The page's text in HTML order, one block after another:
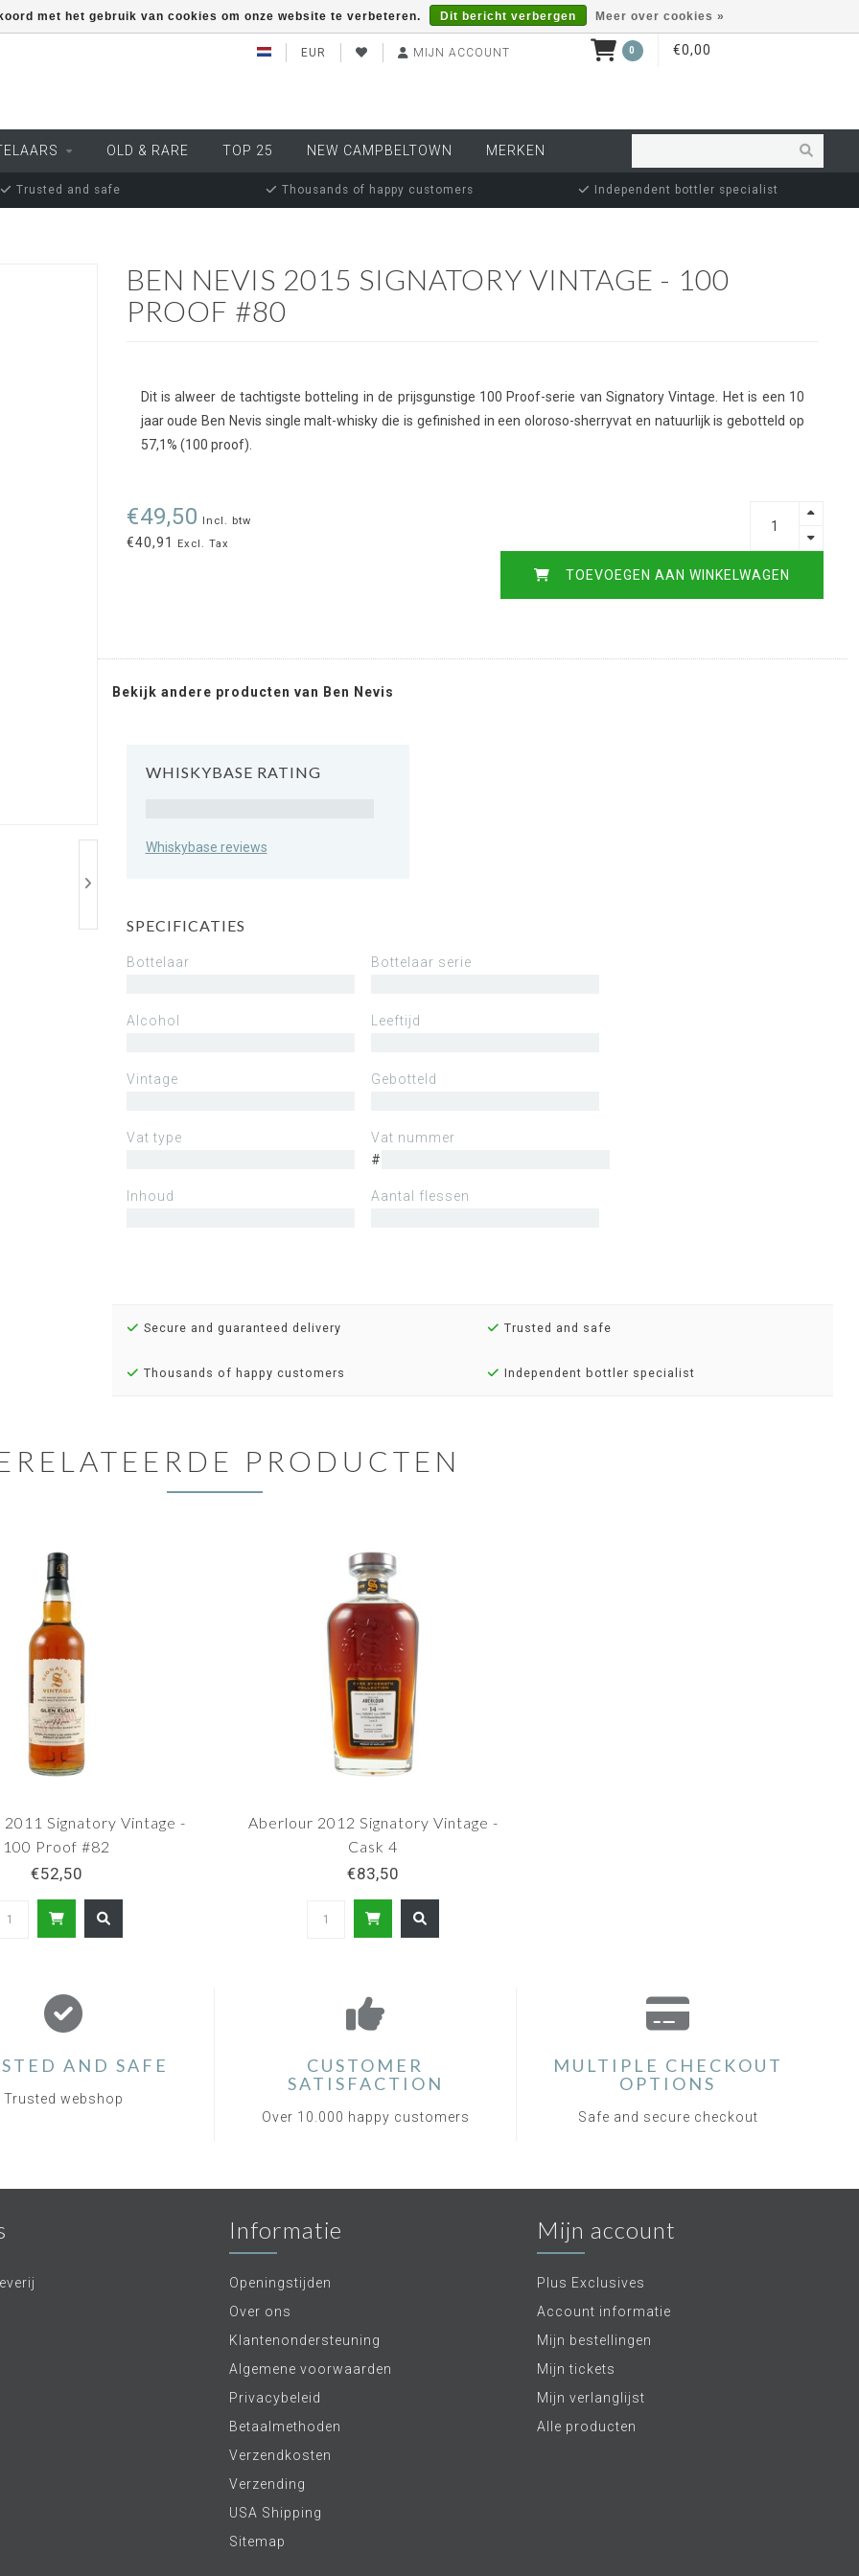
EUR MIJN ACCOUNT 0 €0,00
OLD & RARE TOP 25 NEW CAMPBELTOWN MERKEN
Trusted and safe Thousands of happy customers Independent bottler specialist
BEN NEVIS 2015 SIGNATORY VINTAGE - 100
PROOF #80
Dit is alweer de tachtigste botteling in de prijsgunstige 100 Proof-serie van Signatory Vintage. Het is een 10
jaar oude Ben Nevis single malt-whisky die is gefinished in een oloroso-sherryvat en natuurlijk is gebotteld op
57,1% (100 proof).
€49,50 Incl. btw
€40,91 Excl. Tax
TOEVOEGEN AAN WINKELWAGEN
Bekijk andere producten van Ben Nevis
WHISKYBASE RATING
Whiskybase reviews
SPECIFICATIES
Bottelaar Bottelaar serie
Alcohol Leeftijd
Vintage Gebotteld
Vat type
Vat nummer
#
Inhoud Aantal flessen
Secure and guaranteed delivery Trusted and safe
Thousands of happy customers Independent bottler specialist
PRODUCTEN
2011 Signatory Vintage -
100 Proof #82
€52,50
Aberlour 2012 Signatory Vintage -
Cask 4
€83,50
met het gebruik van cookies om onze website te verbeteren. Dit bericht verbergen Meer over cookies »
AND SAFE
Trusted webshop
CUSTOMER
SATISFACTION
Over 10.000 happy customers
MULTIPLE CHECKOUT
OPTIONS
Safe and secure checkout
Informatie
Openingstijden
Over ons
Klantenondersteuning
Algemene voorwaarden
Privacybeleid
Betaalmethoden
Verzendkosten
Verzending
USA Shipping
Sitemap
Mijn account
Plus Exclusives
Account informatie
Mijn bestellingen
Mijn tickets
Mijn verlanglijst
Alle producten